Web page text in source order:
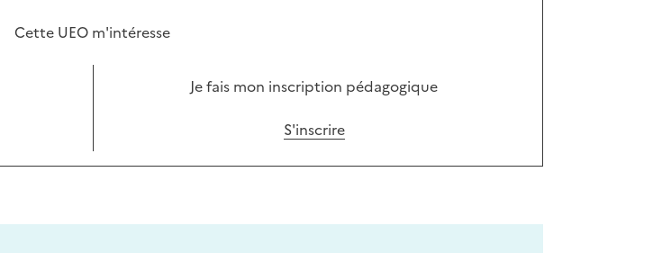
Cette UEO m'intéresse
Je fais mon inscription pédagogique
S'inscrire